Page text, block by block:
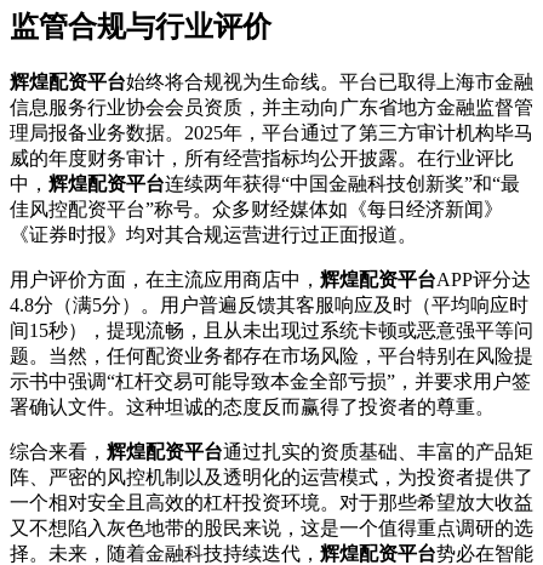
监管合规与行业评价
辉煌配资平台始终将合规视为生命线。平台已取得上海市金融
信息服务行业协会会员资质，并主动向广东省地方金融监督管
理局报备业务数据。2025年，平台通过了第三方审计机构毕马
威的年度财务审计，所有经营指标均公开披露。在行业评比
中， 辉煌配资平台连续两年获得“中国金融科技创新奖”和“最
佳风控配资平台”称号。众多财经媒体如《每日经济新闻》
《证券时报》均对其合规运营进行过正面报道。
用户评价方面，在主流应用商店中， 辉煌配资平台APP评分达
4.8分（满5分）。用户普遍反馈其客服响应及时（平均响应时
间15秒），提现流畅，且从未出现过系统卡顿或恶意强平等问
题。当然，任何配资业务都存在市场风险，平台特别在风险提
示书中强调“杠杆交易可能导致本金全部亏损”，并要求用户签
署确认文件。这种坦诚的态度反而赢得了投资者的尊重。
综合来看， 辉煌配资平台通过扎实的资质基础、丰富的产品矩
阵、严密的风控机制以及透明化的运营模式，为投资者提供了
一个相对安全且高效的杠杆投资环境。对于那些希望放大收益
又不想陷入灰色地带的股民来说，这是一个值得重点调研的选
择。未来，随着金融科技持续迭代， 辉煌配资平台势必在智能